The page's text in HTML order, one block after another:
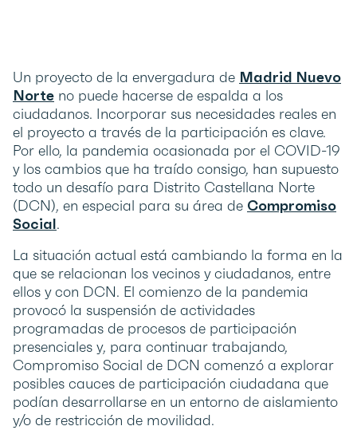
Un proyecto de la envergadura de Madrid Nuevo
Norte no puede hacerse de espalda a los
ciudadanos. Incorporar sus necesidades reales en
el proyecto a través de la participación es clave.
Por ello, la pandemia ocasionada por el COVID-19
y los cambios que ha traído consigo, han supuesto
todo un desafío para Distrito Castellana Norte
(DCN), en especial para su área de Compromiso
Social.
La situación actual está cambiando la forma en la
que se relacionan los vecinos y ciudadanos, entre
ellos y con DCN. El comienzo de la pandemia
provocó la suspensión de actividades
programadas de procesos de participación
presenciales y, para continuar trabajando,
Compromiso Social de DCN comenzó a explorar
posibles cauces de participación ciudadana que
podían desarrollarse en un entorno de aislamiento
y/o de restricción de movilidad.